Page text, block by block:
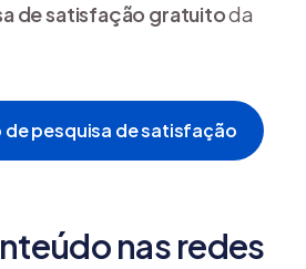
de satisfação gratuitoda
de pesquisa de satisfação
nas redes